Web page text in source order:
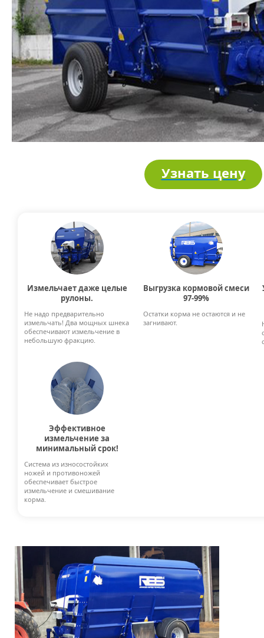
Узнать цену
Измельчает даже целые
рулоны.
Не надо предварительно
измельчать! Два мощных шнека
обеспечивают измельчение в
небольшую фракцию.
Выгрузка кормовой смеси
97-99%
Остатки корма не остаются и не
загнивают.
Эффективное
измельчение за
минимальный срок!
Система из износостойких
ножей и противоножей
обеспечивает быстрое
измельчение и смешивание
корма.